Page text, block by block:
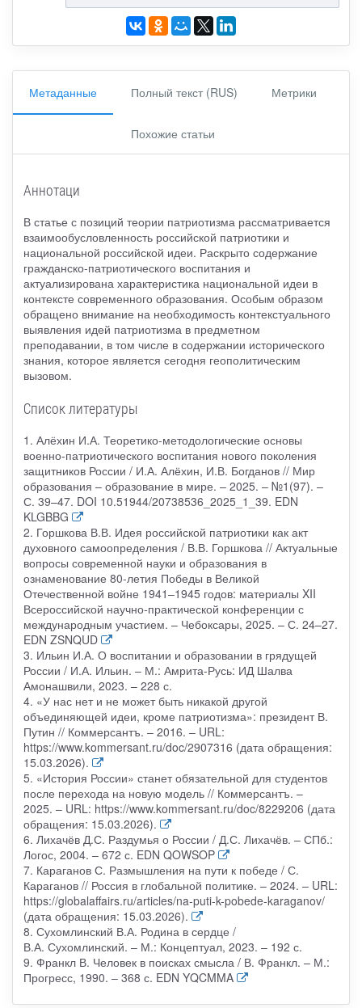
Метаданные Полный текст (RUS) Метрики
Похожие статьи
Аннотаци
В статье с позиций теории патриотизма рассматривается
взаимообусловленность российской патриотики и
национальной российской идеи. Раскрыто содержание
гражданско-патриотического воспитания и
актуализирована характеристика национальной идеи в
контексте современного образования. Особым образом
обращено внимание на необходимость контекстуального
выявления идей патриотизма в предметном
преподавании, в том числе в содержании исторического
знания, которое является сегодня геополитическим
вызовом.
Список литературы
1. Алёхин И.А. Теоретико-методологические основы
военно-патриотического воспитания нового поколения
защитников России / И.А. Алёхин, И.В. Богданов // Мир
образования – образование в мире. – 2025. – №1(97). –
С. 39–47. DOI 10.51944/20738536_2025_1_39. EDN
KLGBBG
2. Горшкова В.В. Идея российской патриотики как акт
духовного самоопределения / В.В. Горшкова // Актуальные
вопросы современной науки и образования в
ознаменование 80-летия Победы в Великой
Отечественной войне 1941–1945 годов: материалы XII
Всероссийской научно-практической конференции с
международным участием. – Чебоксары, 2025. – С. 24–27.
EDN ZSNQUD
3. Ильин И.А. О воспитании и образовании в грядущей
России / И.А. Ильин. – М.: Амрита-Русь: ИД Шалва
Амонашвили, 2023. – 228 с.
4. «У нас нет и не может быть никакой другой
объединяющей идеи, кроме патриотизма»: президент В.
Путин // Коммерсантъ. – 2016. – URL:
https://www.kommersant.ru/doc/2907316 (дата обращения:
15.03.2026).
5. «История России» станет обязательной для студентов
после перехода на новую модель // Коммерсантъ. –
2025. – URL: https://www.kommersant.ru/doc/8229206 (дата
обращения: 15.03.2026).
6. Лихачёв Д.С. Раздумья о России / Д.С. Лихачёв. – СПб.:
Логос, 2004. – 672 с. EDN QOWSOP
7. Караганов С. Размышления на пути к победе / С.
Караганов // Россия в глобальной политике. – 2024. – URL:
https://globalaffairs.ru/articles/na-puti-k-pobede-karaganov/
(дата обращения: 15.03.2026).
8. Сухомлинский В.А. Родина в сердце /
В.А. Сухомлинский. – М.: Концептуал, 2023. – 192 с.
9. Франкл В. Человек в поисках смысла / В. Франкл. – М.:
Прогресс, 1990. – 368 с. EDN YQCMMA